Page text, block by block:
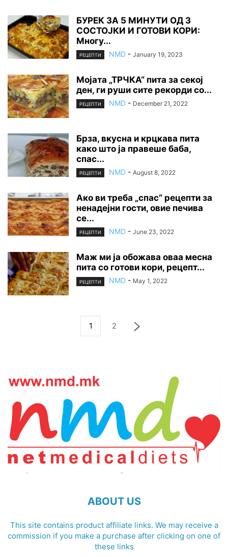
БУРЕК ЗА 5 МИНУТИ ОД 3
СОСТОЈКИ И ГОТОВИ КОРИ:
Многу...
РЕЦЕПТИ NMD - January 19, 2023
Мојата „ТРЧКА“ пита за секој
ден, ги руши сите рекорди со...
РЕЦЕПТИ NMD - December 21, 2022
Брза, вкусна и крцкава пита
како што ја правеше баба,
спас...
РЕЦЕПТИ NMD - August 8, 2022
Ако ви треба „спас“ рецепти за
ненадејни гости, овие печива
се...
РЕЦЕПТИ NMD - June 23, 2022
Маж ми ја обожава оваа месна
пита со готови кори, рецепт...
РЕЦЕПТИ NMD - May 1, 2022
1 2
ABOUT US
This site contains product affiliate links. We may receive a
commission if you make a purchase after clicking on one of
these links